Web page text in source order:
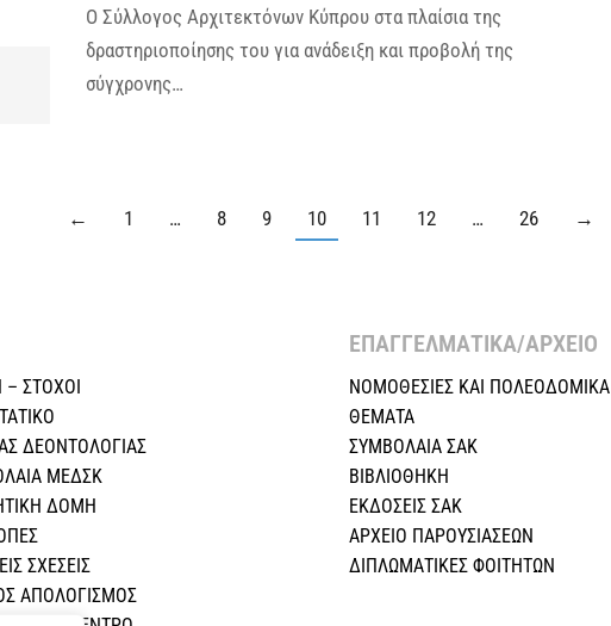
Ο Σύλλογος Αρχιτεκτόνων Κύπρου στα πλαίσια της
δραστηριοποίησης του για ανάδειξη και προβολή της
σύγχρονης…
← 1 … 8 9 10 11 12 … 26 →
ΣΤΟΧΟΙ
ΔΕΟΝΤΟΛΟΓΙΑΣ
ΜΕΔΣΚ
ΔΟΜΗ
ΣΧΕΣEIΣ
ΑΠΟΛΟΓΙΣΜΟΣ
ΕΠΑΓΓΕΛΜΑΤΙΚΑ/ΑΡΧΕΙΟ ​
ΝΟΜΟΘΕΣΙΕΣ KAI ΠΟΛΕΟΔΟΜΙΚΑ
ΘΕΜΑΤΑ
ΣΥΜΒΟΛΑΙΑ ΣΑΚ
ΒΙΒΛΙΟΘΗΚΗ
ΕΚΔΟΣΕΙΣ ΣΑΚ
ΑΡΧΕΙΟ ΠΑΡΟΥΣΙΑΣΕΩΝ
ΔΙΠΛΩΜΑΤΙΚΕΣ ΦΟΙΤΗΤΩΝ